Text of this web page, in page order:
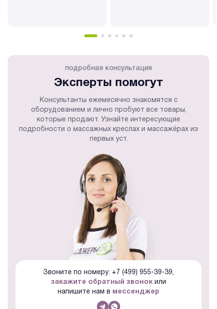
подробная консультация
Эксперты помогут
Консультанты ежемесячно знакомятся с
оборудованием и лично пробуют все товары,
которые продают. Узнайте интересующие
подробности о массажных креслах и массажёрах из
первых уст.
Звоните по номеру: +7 (499) 955-39-39,
закажите обратный звонок или
напишите нам в
мессенджер